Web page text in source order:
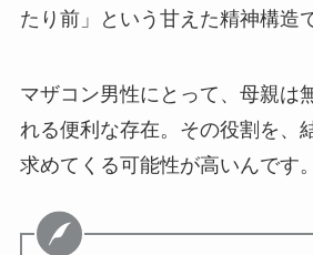
たり前」という甘えた精神構造
マザコン男性にとって、母親は
れる便利な存在。その役割を、
求めてくる可能性が高いんです。